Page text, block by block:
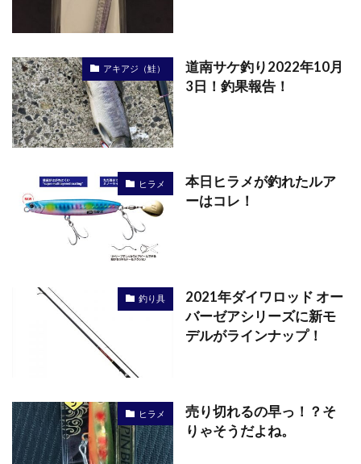
アキアジ（鮭）
道南サケ釣り2022年10月
3日！釣果報告！
ヒラメ
本日ヒラメが釣れたルア
ーはコレ！
釣り具
2021年ダイワロッド オー
バーゼアシリーズに新モ
デルがラインナップ！
ヒラメ
売り切れるの早っ！？そ
りゃそうだよね。